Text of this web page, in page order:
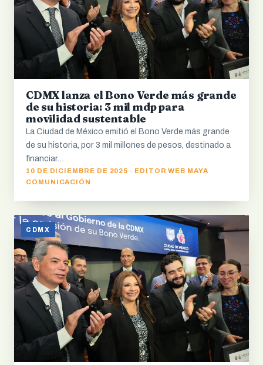
CDMX lanza el Bono Verde más grande
de su historia: 3 mil mdp para
movilidad sustentable
La Ciudad de México emitió el Bono Verde más grande
de su historia, por 3 mil millones de pesos, destinado a
financiar…
10 DE DICIEMBRE DE 2025 · EDITOR WEB MAYA
COMUNICACIÓN
CDMX